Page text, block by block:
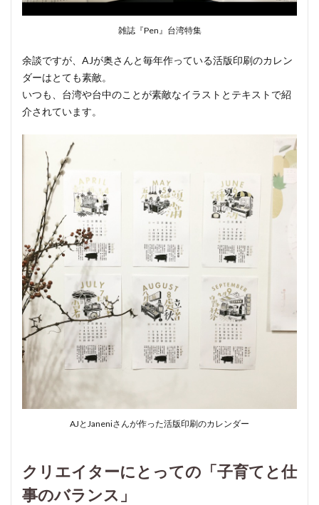
雑誌『Pen』台湾特集
余談ですが、AJが奥さんと毎年作っている活版印刷のカレン
ダーはとても素敵。
いつも、台湾や台中のことが素敵なイラストとテキストで紹
介されています。
AJとJaneniさんが作った活版印刷のカレンダー
クリエイターにとっての「子育てと仕
事のバランス」